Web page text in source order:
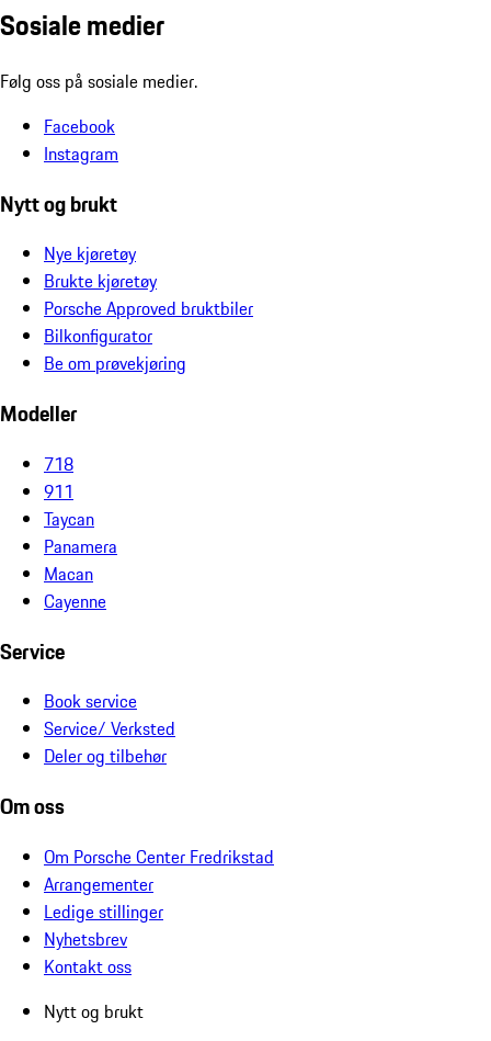
Sosiale medier
Følg oss på sosiale medier.
Facebook
Instagram
Nytt og brukt
Nye kjøretøy
Brukte kjøretøy
Porsche Approved bruktbiler
Bilkonfigurator
Be om prøvekjøring
Modeller
718
911
Taycan
Panamera
Macan
Cayenne
Service
Book service
Service/ Verksted
Deler og tilbehør
Om oss
Om Porsche Center Fredrikstad
Arrangementer
Ledige stillinger
Nyhetsbrev
Kontakt oss
Nytt og brukt